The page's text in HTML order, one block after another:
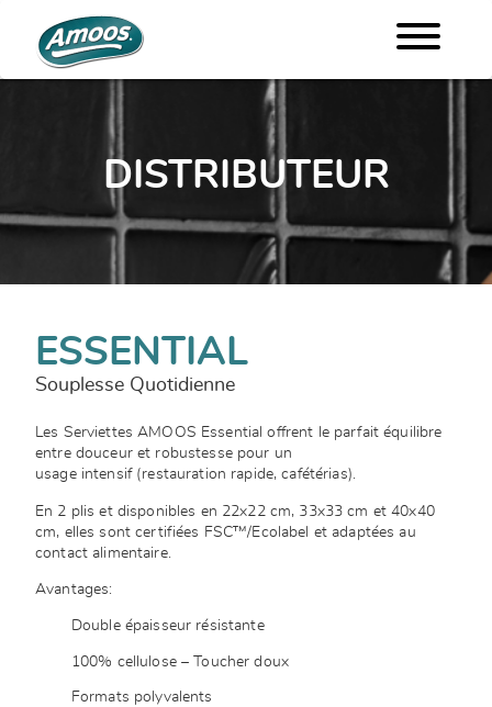
DISTRIBUTEUR
ESSENTIAL
Souplesse Quotidienne
Les Serviettes AMOOS Essential offrent le parfait équilibre
entre douceur et robustesse pour un
usage intensif (restauration rapide, cafétérias).
En 2 plis et disponibles en 22x22 cm, 33x33 cm et 40x40
cm, elles sont certifiées FSC™/Ecolabel et adaptées au
contact alimentaire.
Avantages:
Double épaisseur résistante
100% cellulose – Toucher doux
Formats polyvalents